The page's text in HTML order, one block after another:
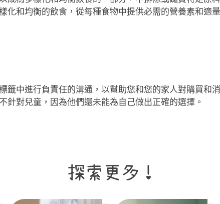
化和均衡的飲食，從每種食物中提供必需的營養素和適
籤中進行負責任的溝通，以幫助您和您的家人對購買和
針對兒童，因為他們還未能為自己做出正確的選擇。
探索更多！